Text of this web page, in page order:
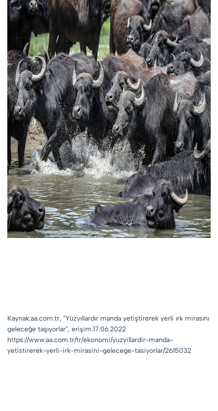
Kaynak:aa.com.tr, "Yüzyıllardır manda yetiştirerek yerli ırk mirasını
geleceğe taşıyorlar", erişim:17.06.2022
https://www.aa.com.tr/tr/ekonomi/yuzyillardir-manda-
yetistirerek-yerli-irk-mirasini-gelecege-tasiyorlar/2615032